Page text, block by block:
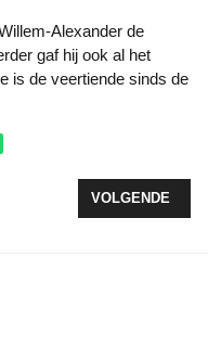
gaf hij ook al het
is de veertiende sinds de
VROLIJKHEID" START
VOLGENDE
VOLGENDE